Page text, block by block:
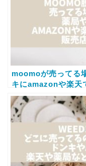
moomoが売ってる
キにamazonや楽天
案内